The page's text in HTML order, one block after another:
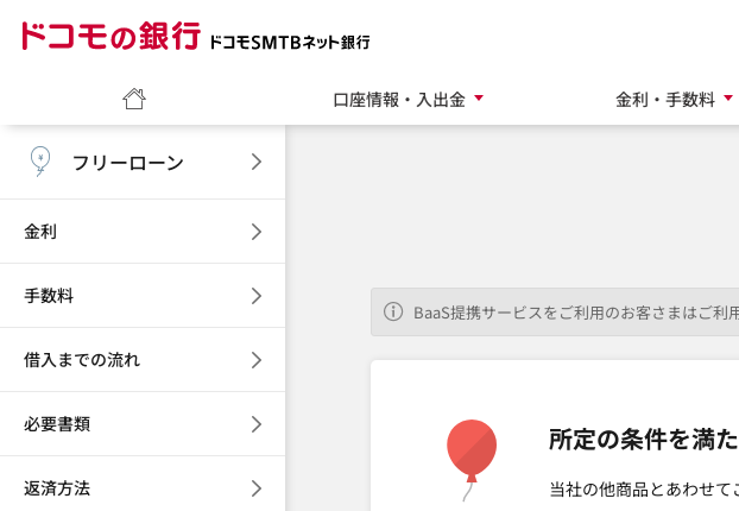
口座情報・入出金 金利・手数料
BaaS提携サービスをご利用のお客さまはご利
所定の条件を満
当社の他商品とあわせて
フリーローン
金利
手数料
借入までの流れ
必要書類
返済方法